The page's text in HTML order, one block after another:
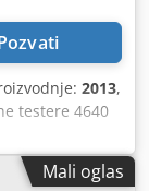
2013,
testere 4640
Aiksa Ukupna
t Potreban
Mali oglas